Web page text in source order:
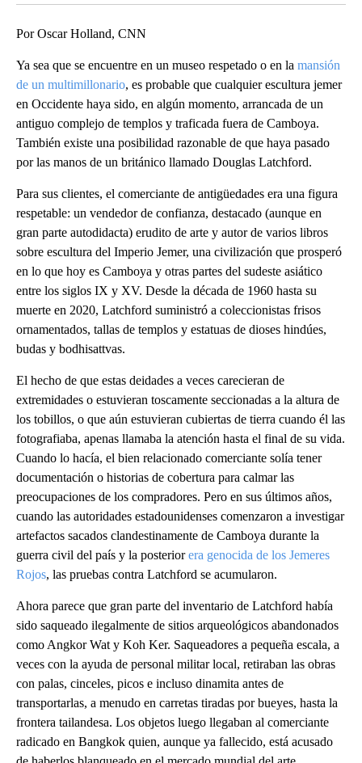
Por Oscar Holland, CNN
Ya sea que se encuentre en un museo respetado o en la mansión
de un multimillonario, es probable que cualquier escultura jemer
en Occidente haya sido, en algún momento, arrancada de un
antiguo complejo de templos y traficada fuera de Camboya.
También existe una posibilidad razonable de que haya pasado
por las manos de un británico llamado Douglas Latchford.
Para sus clientes, el comerciante de antigüedades era una figura
respetable: un vendedor de confianza, destacado (aunque en
gran parte autodidacta) erudito de arte y autor de varios libros
sobre escultura del Imperio Jemer, una civilización que prosperó
en lo que hoy es Camboya y otras partes del sudeste asiático
entre los siglos IX y XV. Desde la década de 1960 hasta su
muerte en 2020, Latchford suministró a coleccionistas frisos
ornamentados, tallas de templos y estatuas de dioses hindúes,
budas y bodhisattvas.
El hecho de que estas deidades a veces carecieran de
extremidades o estuvieran toscamente seccionadas a la altura de
los tobillos, o que aún estuvieran cubiertas de tierra cuando él las
fotografiaba, apenas llamaba la atención hasta el final de su vida.
Cuando lo hacía, el bien relacionado comerciante solía tener
documentación o historias de cobertura para calmar las
preocupaciones de los compradores. Pero en sus últimos años,
cuando las autoridades estadounidenses comenzaron a investigar
artefactos sacados clandestinamente de Camboya durante la
guerra civil del país y la posteriorera genocida de los Jemeres
Rojos, las pruebas contra Latchford se acumularon.
Ahora parece que gran parte del inventario de Latchford había
sido saqueado ilegalmente de sitios arqueológicos abandonados
como Angkor Wat y Koh Ker. Saqueadores a pequeña escala, a
veces con la ayuda de personal militar local, retiraban las obras
con palas, cinceles, picos e incluso dinamita antes de
transportarlas, a menudo en carretas tiradas por bueyes, hasta la
frontera tailandesa. Los objetos luego llegaban al comerciante
radicado en Bangkok quien, aunque ya fallecido, está acusado